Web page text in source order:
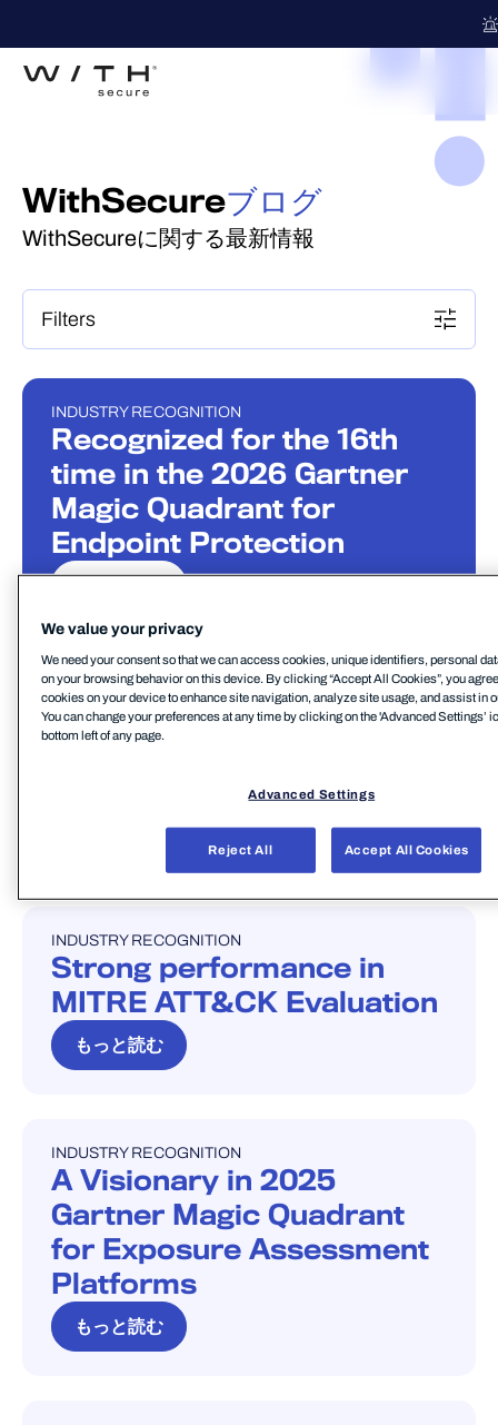
WithSecureブログ
WithSecureに関する最新情報
Filters
INDUSTRY RECOGNITION
INDUSTRY RECOGNITION
Recognized for the 16th
time in the 2026 Gartner
Magic Quadrant for
Endpoint Protection
INDUSTRY RECOGNITION
INDUSTRY RECOGNITION
AI Excellence Award for
INDUSTRY RECOGNITION
INDUSTRY RECOGNITION
Strong performance in
MITRE ATT&CK Evaluation
もっと読む
INDUSTRY RECOGNITION
INDUSTRY RECOGNITION
A Visionary in 2025
Gartner Magic Quadrant
for Exposure Assessment
Platforms
もっと読む
We value your privacy
We need your consent so that we can access cookies, unique identifiers, personal
on your browsing behavior on this device. By clicking “Accept All Cookies”, you
cookies on your device to enhance site navigation, analyze site usage, and assist in
You can change your preferences at any time by clicking on the 'Advanced Settings’
bottom left of any page.
Advanced Settings
Reject All Accept All Cookies